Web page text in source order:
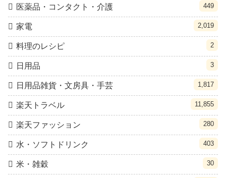
医薬品・コンタクト・介護 449
家電 2,019
料理のレシピ 2
日用品 3
日用品雑貨・文房具・手芸 1,817
楽天トラベル 11,855
楽天ファッション 280
水・ソフトドリンク 403
米・雑穀 30